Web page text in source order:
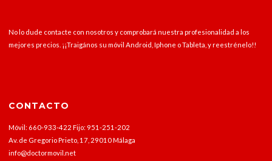
No lo dude contacte con nosotros y comprobará nuestra profesionalidad a los
mejores precios. ¡¡Traigános su móvil Android, Iphone o Tableta, y reestrénelo!!
CONTACTO
Móvil: 660-933-422 Fijo: 951-251-202
Av. de Gregorio Prieto, 17, 29010 Málaga
info@doctormovil.net